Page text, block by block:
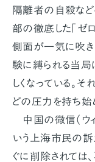
隔離者の自殺な
部の徹底した「ゼ
側面が一気に吹
験に縛られる当
しくなっている。
どの圧力を持ち始
中国の微信（ウィ
いう上海市民の訴
ぐに削除されては